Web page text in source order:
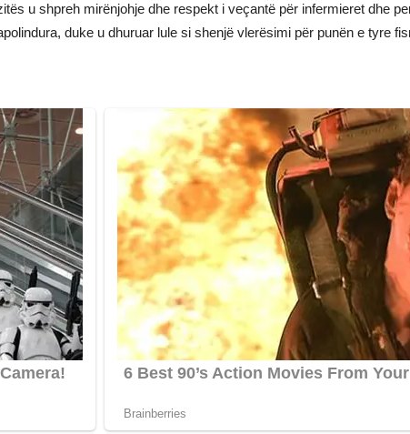
u shpreh mirënjohje dhe respekt i veçantë për infermieret dhe
duke u dhuruar lule si shenjë vlerësimi për punën e tyre